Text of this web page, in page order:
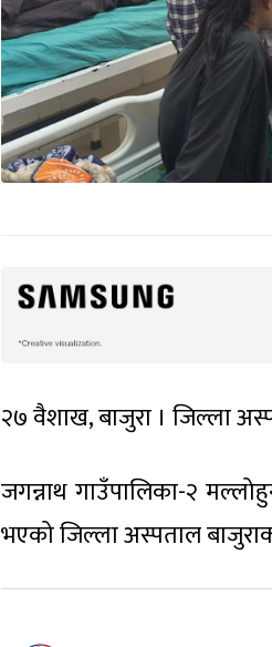
२७ वैशाख, बाजुरा । जिल्ला
जगन्नाथ गाउँपालिका-२
भएको जिल्ला अस्पताल